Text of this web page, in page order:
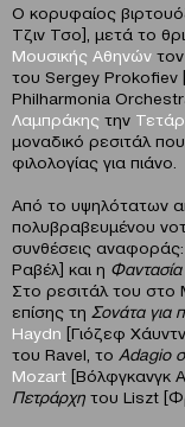
Ο κορυφαίος
Τζιν Τσο], μετά το
Μουσικής Αθηνών
του Sergey Prokofiev
Philharmonia
Λαμπράκης την
μοναδικό ρεσιτάλ
φιλολογίας για πιάνο.
Από το υψηλότατων
πολυβραβευμένου
συνθέσεις αναφοράς:
Ραβέλ] και η
Στο ρεσιτάλ του
επίσης τη Σονάτα για
Haydn [Γιόζεφ
του Ravel, το Adagio
Mozart [Βόλφγκανγκ
Πετράρχη του Liszt